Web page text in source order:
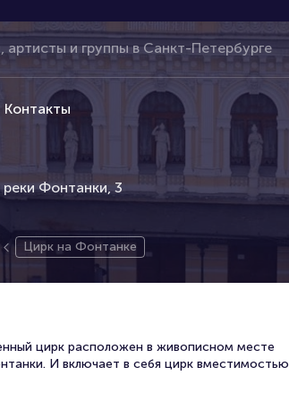
Контакты
Фонтанки, 3
Цирк на Фонтанке
цирк расположен в живописном месте
И включает в себя цирк вместимостью